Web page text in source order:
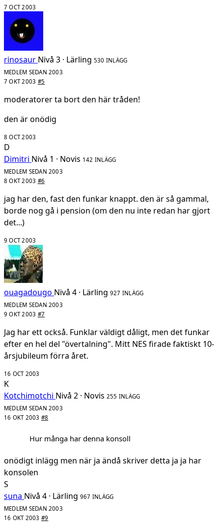
7 OCT 2003
rinosaur Nivå 3 · Lärling 530 INLÄGG
MEDLEM SEDAN 2003
7 OKT 2003 #5
moderatorer ta bort den här tråden!
den är onödig
8 OCT 2003
D
Dimitri Nivå 1 · Novis 142 INLÄGG
MEDLEM SEDAN 2003
8 OKT 2003 #6
jag har den, fast den funkar knappt. den är så gammal,
borde nog gå i pension (om den nu inte redan har gjort
det...)
9 OCT 2003
ouagadougo Nivå 4 · Lärling 927 INLÄGG
MEDLEM SEDAN 2003
9 OKT 2003 #7
Jag har ett också. Funklar väldigt dåligt, men det funkar
efter en hel del "övertalning". Mitt NES firade faktiskt 10-
årsjubileum förra året.
16 OCT 2003
K
Kotchimotchi Nivå 2 · Novis 255 INLÄGG
MEDLEM SEDAN 2003
16 OKT 2003 #8
Hur många har denna konsoll
onödigt inlägg men när ja ändå skriver detta ja ja har
konsolen
S
suna Nivå 4 · Lärling 967 INLÄGG
MEDLEM SEDAN 2003
16 OKT 2003 #9